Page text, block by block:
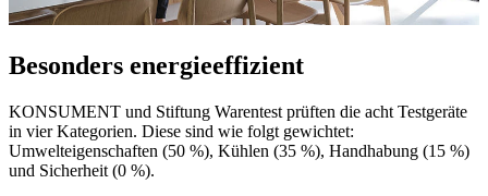
Besonders energieeffizient
KONSUMENT und Stiftung Warentest prüften die acht Testgeräte
in vier Kategorien. Diese sind wie folgt gewichtet:
Umwelteigenschaften (50 %), Kühlen (35 %), Handhabung (15 %)
und Sicherheit (0 %).